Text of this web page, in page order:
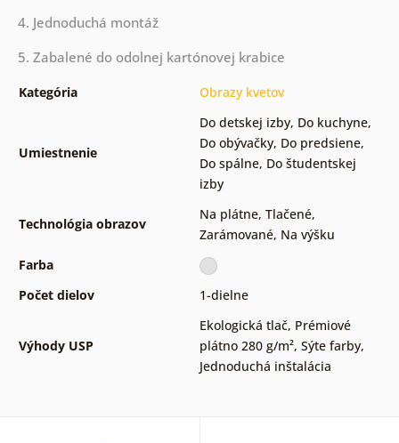
4. Jednoduchá montáž
5. Zabalené do odolnej kartónovej krabice
Kategória Obrazy kvetov
Umiestnenie
Do detskej izby, Do kuchyne,
Do obývačky, Do predsiene,
Do spálne, Do študentskej
izby
Technológia obrazov
Na plátne, Tlačené,
Zarámované, Na výšku
Farba
Počet dielov
1-dielne
Výhody USP
Ekologická tlač, Prémiové
plátno 280 g/m², Sýte farby,
Jednoduchá inštalácia